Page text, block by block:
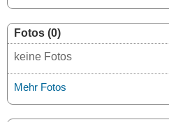
Fotos (0)
keine Fotos
Mehr Fotos